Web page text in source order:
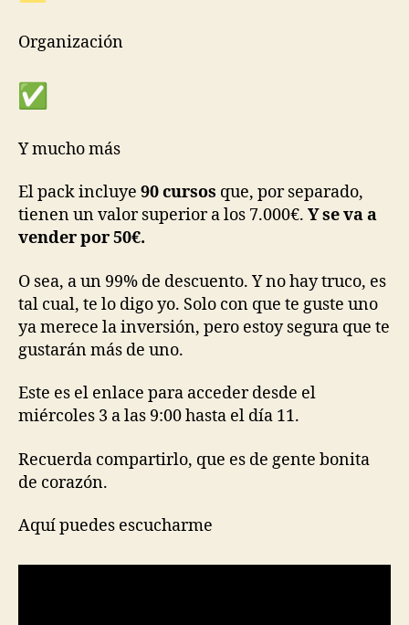
Organización
Y mucho más
El pack incluye 90 cursos que, por separado,
tienen un valor superior a los 7.000€. Yse va a
vender por 50€.
O sea, a un 99% de descuento. Y no hay truco, es
tal cual, te lo digo yo. Solo con que te guste uno
ya merece la inversión, pero estoy segura que te
gustarán más de uno.
Este es el enlace para acceder desde el
miércoles 3 a las 9:00 hasta el día 11.
Recuerda compartirlo, que es de gente bonita
de corazón.
Aquí puedes escucharme